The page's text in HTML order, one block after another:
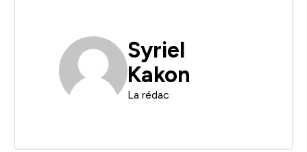
Syriel
Kakon
La rédac